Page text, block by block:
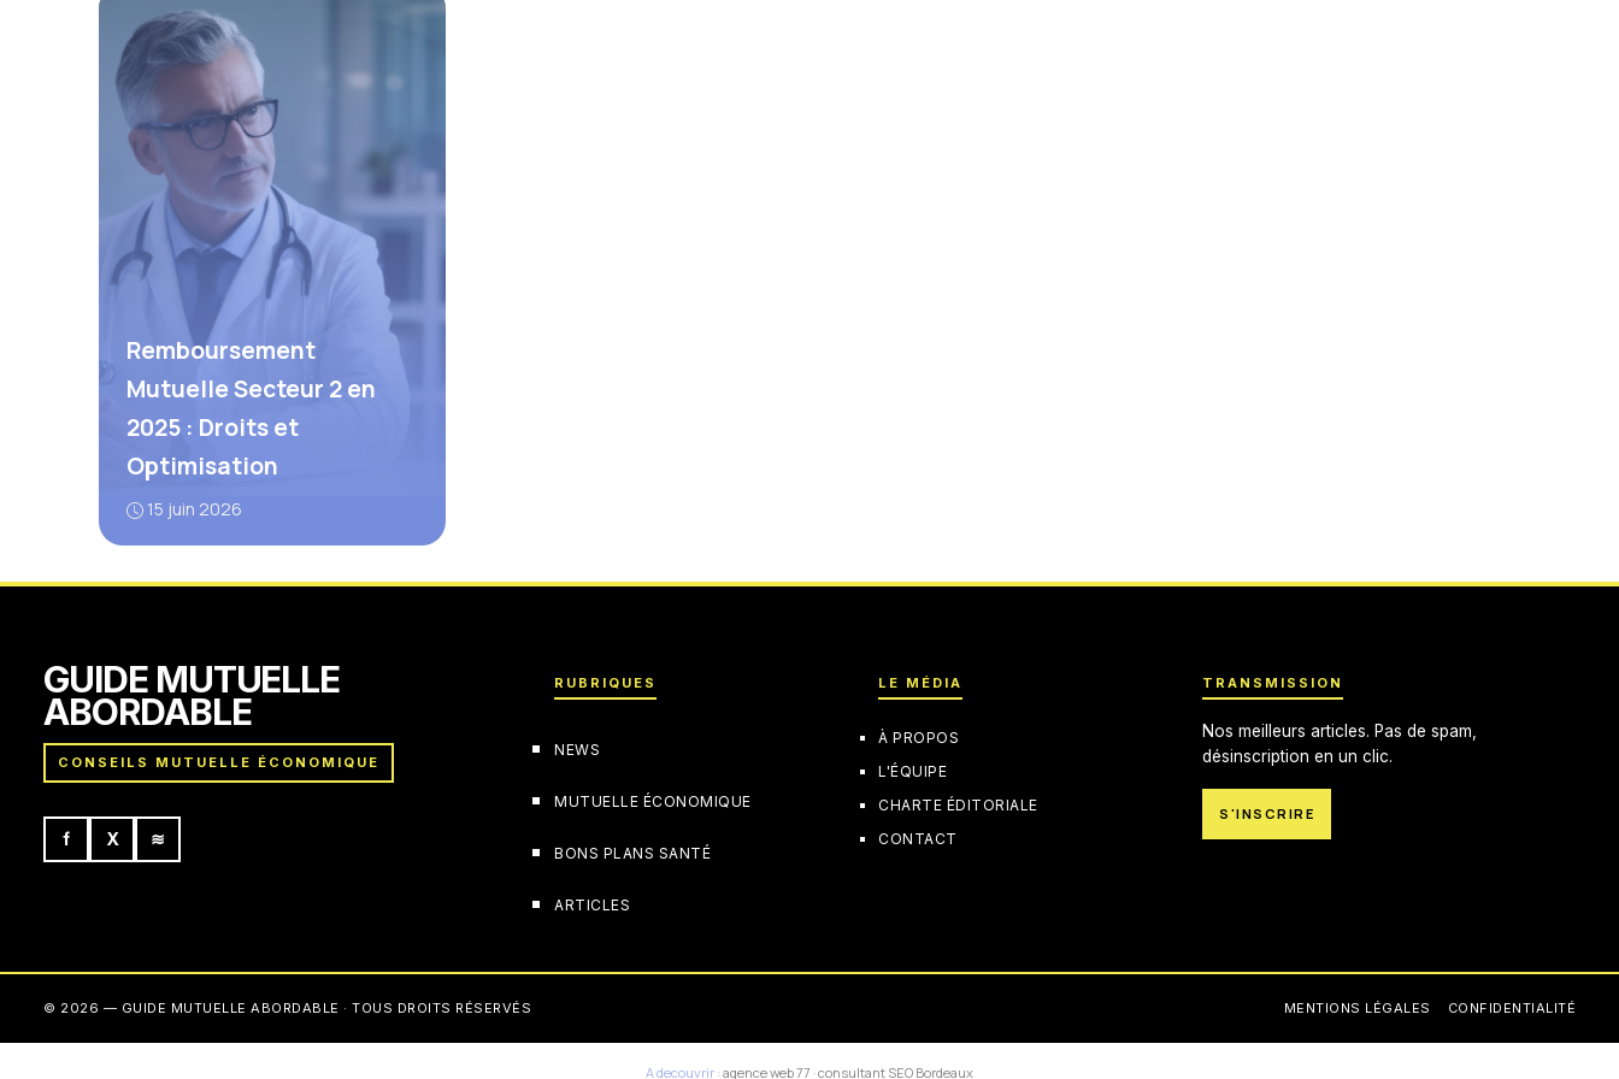
Remboursement
Mutuelle Secteur 2 en
2025 : Droits et
Optimisation
15 juin 2026
GUIDE MUTUELLE
ABORDABLE
CONSEILS MUTUELLE ÉCONOMIQUE
f X ≋
RUBRIQUES
NEWS
MUTUELLE ÉCONOMIQUE
BONS PLANS SANTÉ
ARTICLES
LE MÉDIA
À PROPOS
L'ÉQUIPE
CHARTE ÉDITORIALE
CONTACT
TRANSMISSION
Nos meilleurs articles. Pas de spam,
désinscription en un clic.
S'INSCRIRE
© 2026 — GUIDE MUTUELLE ABORDABLE · TOUS DROITS RÉSERVÉS MENTIONS LÉGALES CONFIDENTIALITÉ
A decouvrir : agence web 77 ·consultant SEO Bordeaux